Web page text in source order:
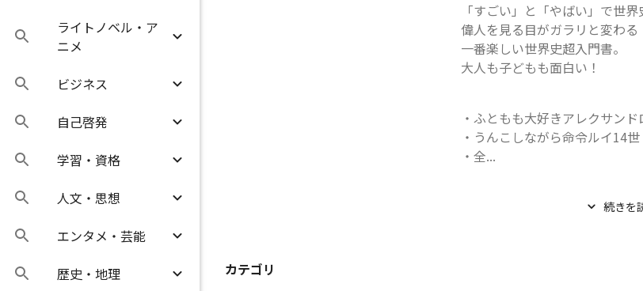
ライトノベル・ア
ニメ
ビジネス
自己啓発
学習・資格
人文・思想
エンタメ・芸能
歴史・地理
「すごい」と「やばい」で世
偉人を見る目がガラリと変わる
一番楽しい世界史超入門書。
大人も子どもも面白い！
・ふともも大好きアレクサンド
・うんこしながら命令ルイ14世
・全...
続きを
カテゴリ